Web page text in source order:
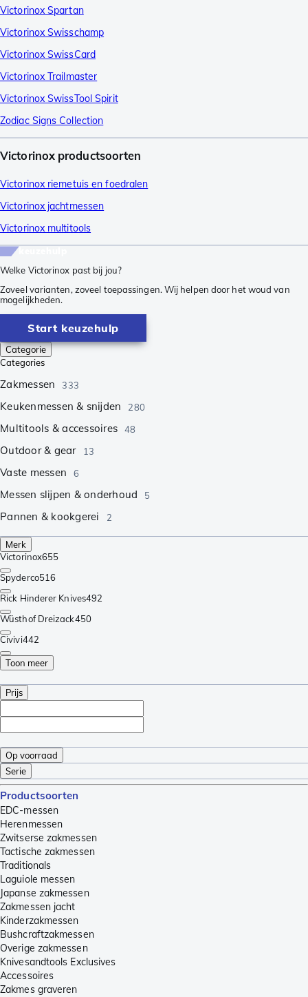
Victorinox Spartan
Victorinox Swisschamp
Victorinox SwissCard
Victorinox Trailmaster
Victorinox SwissTool Spirit
Zodiac Signs Collection
Victorinox productsoorten
Victorinox riemetuis en foedralen
Victorinox jachtmessen
Victorinox multitools
Welke Victorinox past bij jou?
Zoveel varianten, zoveel toepassingen. Wij helpen door het woud van
mogelijkheden.
Start keuzehulp
Categorie
Categories
Zakmessen 333
Keukenmessen & snijden 280
Multitools & accessoires 48
Outdoor & gear 13
Vaste messen 6
Messen slijpen & onderhoud 5
Pannen & kookgerei 2
Merk
Victorinox655
Spyderco516
Rick Hinderer Knives492
Wüsthof Dreizack450
Civivi442
Toon meer
Prijs
Op voorraad
Serie
Productsoorten
EDC-messen
Herenmessen
Zwitserse zakmessen
Tactische zakmessen
Traditionals
Laguiole messen
Japanse zakmessen
Zakmessen jacht
Kinderzakmessen
Bushcraftzakmessen
Overige zakmessen
Knivesandtools Exclusives
Accessoires
Zakmes graveren